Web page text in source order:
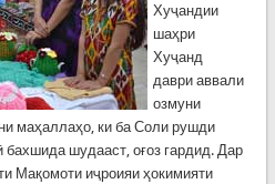
Хуҷандии
шаҳри
Хуҷанд
даври аввали
озмуни
маҳаллаҳо, ки ба Соли рушди
шудааст, оғоз гардид. Дар
Мақомоти иҷроияи ҳокимияти